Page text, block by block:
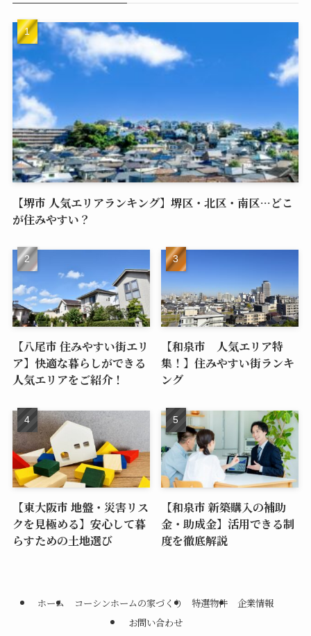
【堺市 人気エリアランキング】堺区・北区・南区…どこ
が住みやすい？
【八尾市 住みやすい街エリ
ア】快適な暮らしができる
人気エリアをご紹介！
【和泉市 人気エリア特
集！】住みやすい街ランキ
ング
【東大阪市 地盤・災害リス
クを見極める】安心して暮
らすための土地選び
【和泉市 新築購入の補助
金・助成金】活用できる制
度を徹底解説
ホーム コーシンホームの家づくり 特選物件
企業情報
お問い合わせ